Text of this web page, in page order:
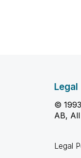
Legal
©
AB,
Legal